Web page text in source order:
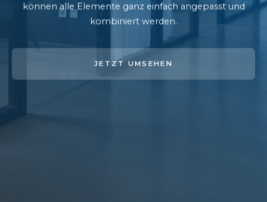
können alle Elemente ganz einfach angepasst und
kombiniert werden.
JETZT UMSEHEN